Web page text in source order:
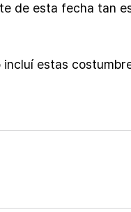
de esta fecha tan
estas